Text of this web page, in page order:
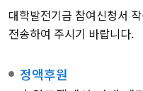
대학발전기금 참여신청서
전송하여 주시기 바랍니다.
정액후원